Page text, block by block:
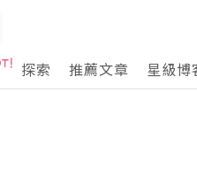
探索
推薦文章 星級博